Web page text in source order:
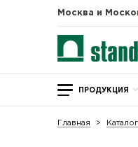
Москва и
ПРОДУКЦИЯ
Главная Каталог